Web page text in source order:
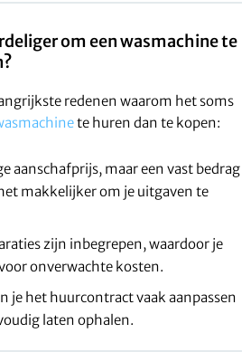
om een wasmachine te
redenen waarom het soms
te huren dan te kopen:
aanschafprijs, maar een vast bedrag
makkelijker om je uitgaven te
zijn inbegrepen, waardoor je
onverwachte kosten.
je het huurcontract vaak aanpassen
laten ophalen.